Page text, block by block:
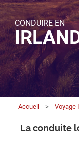
CONDUIRE EN
Accueil > Voyage
La conduite